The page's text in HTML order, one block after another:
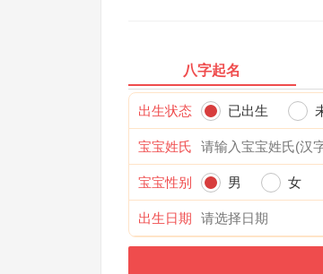
八字起名
出生状态 已出生
宝宝姓氏
宝宝性别 男 女
出生日期